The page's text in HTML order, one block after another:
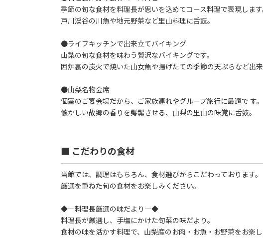
季節の旬な食材を料理長が思いを込めてコース料理で表現します
戸川渓谷の川魚や地元野菜など里山料理に舌鼓。
●ライブキッチンで出来立てバイキング
山梨の旬な食材を味わう贅沢なバイキングです。
囲炉裏の炭火で焼いた山女魚や揚げたての季節の天ぷらなど出来
●山梨名物会席
個室のご宴会場だから、ご家族連れやグループ旅行に最適で す。
懐かしい故郷の香りを髣髴させる、山梨の里山の味覚に舌鼓。
■ こだわりの食材
当館では、調理はもちろん、食材選びからこだわっております。
厳選を重ねた旬の食材をお楽しみください。
◆―料理長厳選の味だより―◆
料理長が厳選し、手塩にかけた旬菜の味だより。
食材の味を活かす料理で、山梨産のお肉・お魚・お野菜をお楽し